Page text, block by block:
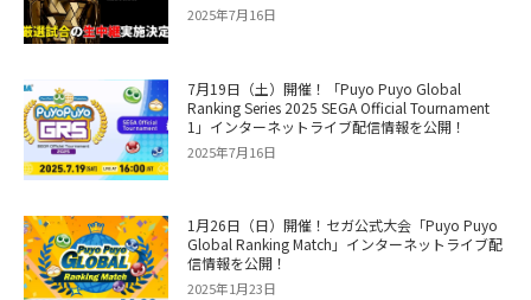
2025年7月16日
7月19日（土）開催！「Puyo Puyo Global
Ranking Series 2025 SEGA Official Tournament
1」インターネットライブ配信情報を公開！
2025年7月16日
1月26日（日）開催！セガ公式大会「Puyo Puyo
Global Ranking Match」インターネットライブ配
信情報を公開！
2025年1月23日